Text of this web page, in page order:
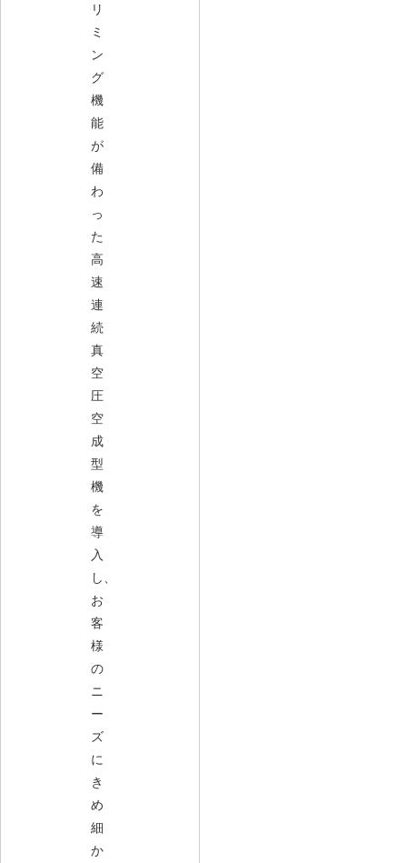
リ
ミ
ン
グ
機
能
が
備
わ
っ
た
高
速
連
続
真
空
圧
空
成
型
機
を
導
入
し、
お
客
様
の
ニ
ー
ズ
に
き
め
細
か